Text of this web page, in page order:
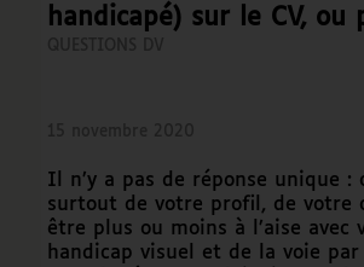
handicapé) sur le CV, ou
Il n’y a pas de réponse unique :
surtout de votre profil, de votre
être plus ou moins à l’aise avec
handicap visuel et de la voie